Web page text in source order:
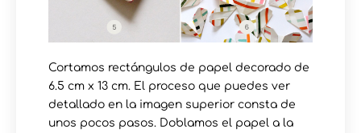
Cortamos rectángulos de papel decorado de
6.5 cm x 13 cm. El proceso que puedes ver
detallado en la imagen superior consta de
unos pocos pasos. Doblamos el papel a la